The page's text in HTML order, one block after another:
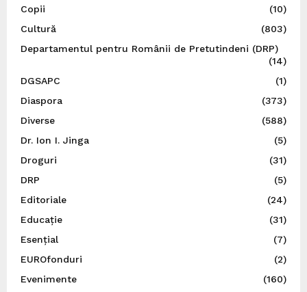
Copii
(10)
Cultură
(803)
Departamentul pentru Românii de Pretutindeni (DRP)
(14)
DGSAPC
(1)
Diaspora
(373)
Diverse
(588)
Dr. Ion I. Jinga
(5)
Droguri
(31)
DRP
(5)
Editoriale
(24)
Educație
(31)
Esențial
(7)
EUROfonduri
(2)
Evenimente
(160)